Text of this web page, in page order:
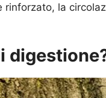
rinforzato, la